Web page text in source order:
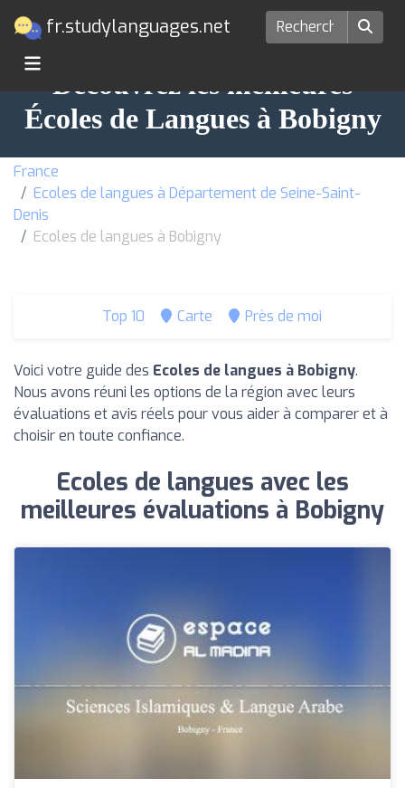
fr.studylanguages.net
Découvrez les meilleures
Écoles de Langues à Bobigny
France
Ecoles de langues à Département de Seine-Saint-
Denis
Ecoles de langues à Bobigny
Top 10 Carte Près de moi
Voici votre guide des Ecoles de langues à Bobigny.
Nous avons réuni les options de la région avec leurs
évaluations et avis réels pour vous aider à comparer et à
choisir en toute confiance.
Ecoles de langues avec les
meilleures évaluations à Bobigny